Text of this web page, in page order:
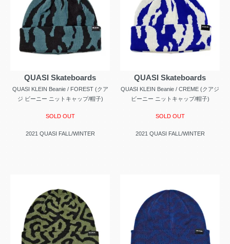
QUASI Skateboards
QUASI KLEIN Beanie / FOREST (クア
ジ ビーニー ニットキャップ/帽子)
SOLD OUT
2021 QUASI FALL/WINTER
QUASI Skateboards
QUASI KLEIN Beanie / CREME (クアジ
ビーニー ニットキャップ/帽子)
SOLD OUT
2021 QUASI FALL/WINTER